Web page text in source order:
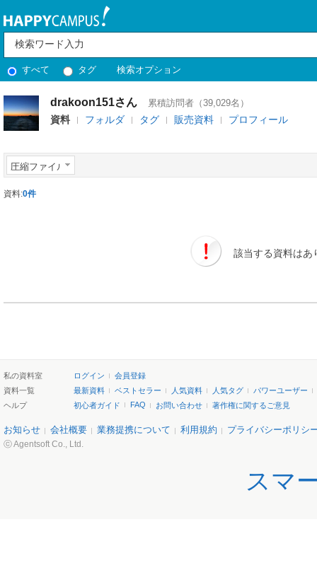
すべて タグ 検索オプション
drakoon151さん 累積訪問者（39,029名）
資料 フォルダ タグ 販売資料 プロフィール
圧縮ファイル
資料:0件
該当する資料はあ
私の資料室 ログイン
会員登録
資料一覧
最新資料 ベストセラー 人気資料 人気タグ
パワーユーザー
ヘルプ
初心者ガイド FAQ お問い合わせ 著作権に関するご意見
お知らせ 会社概要 業務提携について 利用規約 プライバシーポリシ
ⓒ Agentsoft Co., Ltd.
スマ